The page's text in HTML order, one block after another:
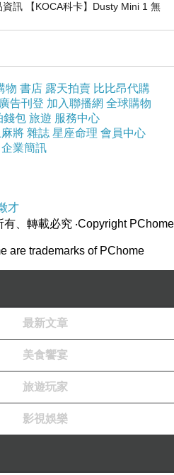
訊 【KOCA科卡】Dusty Mini 1 無
評語： 能吸、能吹兼具兩
物 書店 露天拍賣 比比昂代購
廣告刊登 加入聯播網 全球購物
錢包 旅遊 服務中心
將 雜誌 星座命理 會員中心
企業簡訊
才
有、轉載必究 ‧Copyright PChome
are trademarks of PChome
最新文章
美食饗宴
旅遊玩家
影視娛樂